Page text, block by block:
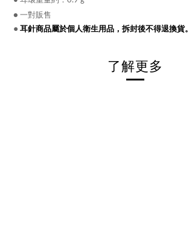
● 一對販售
● 耳針商品屬於個人衛生用品，拆封後不得退換貨。
了解更多